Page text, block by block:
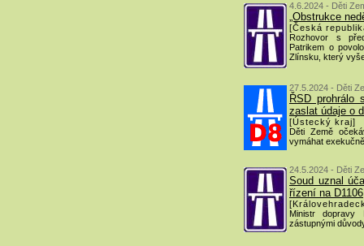
4.6.2024 - Děti
„Obstrukce
[Česká
Rozhovor s
Patrikem o
Zlínsku, který
27.5.2024 - Děti
ŘSD prohrálo
zaslat údaje o
[Ústecký kraj]
Děti Země
vymáhat exekučně
24.5.2024 - Děti
Soud uznal
řízení na D1106
Ministr
zástupnými